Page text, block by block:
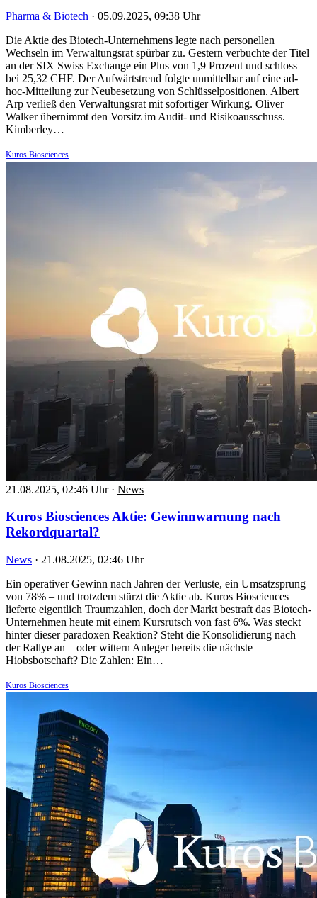
Pharma & Biotech · 05.09.2025, 09:38 Uhr
Die Aktie des Biotech-Unternehmens legte nach personellen
Wechseln im Verwaltungsrat spürbar zu. Gestern verbuchte der Titel
an der SIX Swiss Exchange ein Plus von 1,9 Prozent und schloss
bei 25,32 CHF. Der Aufwärtstrend folgte unmittelbar auf eine ad-
hoc-Mitteilung zur Neubesetzung von Schlüsselpositionen. Albert
Arp verließ den Verwaltungsrat mit sofortiger Wirkung. Oliver
Walker übernimmt den Vorsitz im Audit- und Risikoausschuss.
Kimberley…
Kuros Biosciences
21.08.2025, 02:46 Uhr · News
Kuros Biosciences Aktie: Gewinnwarnung nach
Rekordquartal?
News · 21.08.2025, 02:46 Uhr
Ein operativer Gewinn nach Jahren der Verluste, ein Umsatzsprung
von 78% – und trotzdem stürzt die Aktie ab. Kuros Biosciences
lieferte eigentlich Traumzahlen, doch der Markt bestraft das Biotech-
Unternehmen heute mit einem Kursrutsch von fast 6%. Was steckt
hinter dieser paradoxen Reaktion? Steht die Konsolidierung nach
der Rallye an – oder wittern Anleger bereits die nächste
Hiobsbotschaft? Die Zahlen: Ein…
Kuros Biosciences